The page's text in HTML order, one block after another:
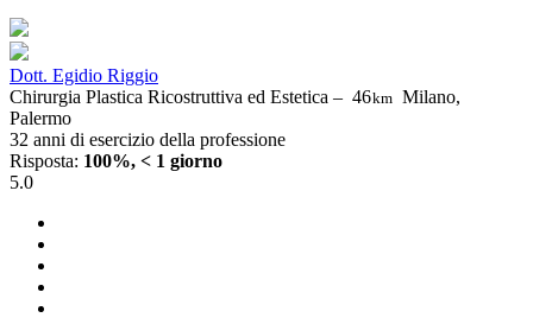
Dott. Egidio Riggio
Chirurgia Plastica Ricostruttiva ed Estetica – 46km Milano,
Palermo
32 anni di esercizio della professione
Risposta: 100%, < 1 giorno
5.0